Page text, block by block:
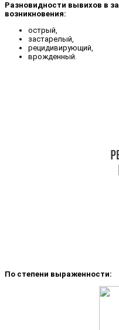
Разновидности вывихов в
возникновения:
острый,
застарелый,
рецидивирующий,
врожденный.
По степени выраженности: